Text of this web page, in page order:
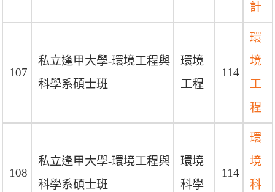
計
107
私立逢甲大學-環境工程與
科學系碩士班
環境
工程
114
環
境
工
程
108
私立逢甲大學-環境工程與
科學系碩士班
環境
科學
114
環
境
科